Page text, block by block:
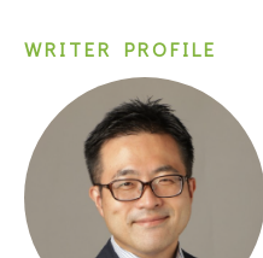
WRITER PROFILE